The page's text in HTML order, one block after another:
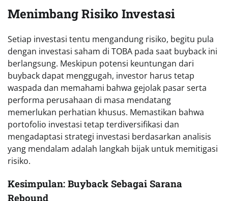
Menimbang Risiko Investasi
Setiap investasi tentu mengandung risiko, begitu pula
dengan investasi saham di TOBA pada saat buyback ini
berlangsung. Meskipun potensi keuntungan dari
buyback dapat menggugah, investor harus tetap
waspada dan memahami bahwa gejolak pasar serta
performa perusahaan di masa mendatang
memerlukan perhatian khusus. Memastikan bahwa
portofolio investasi tetap terdiversifikasi dan
mengadaptasi strategi investasi berdasarkan analisis
yang mendalam adalah langkah bijak untuk memitigasi
risiko.
Kesimpulan: Buyback Sebagai Sarana
Rebound